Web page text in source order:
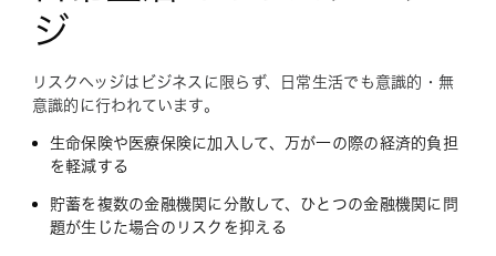
ジ
リスクヘッジはビジネスに限らず、日常生活でも意識的・無
意識的に行われています。
生命保険や医療保険に加入して、万が一の際の経済的負担
を軽減する
貯蓄を複数の金融機関に分散して、ひとつの金融機関に問
題が生じた場合のリスクを抑える